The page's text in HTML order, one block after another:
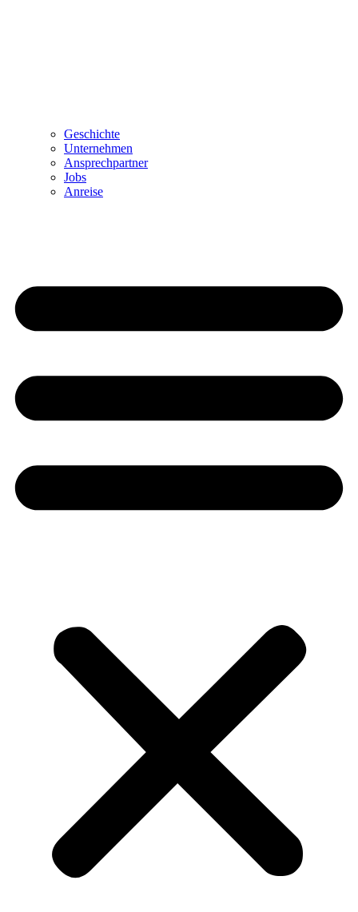
Geschichte
Unternehmen
Ansprechpartner
Jobs
Anreise